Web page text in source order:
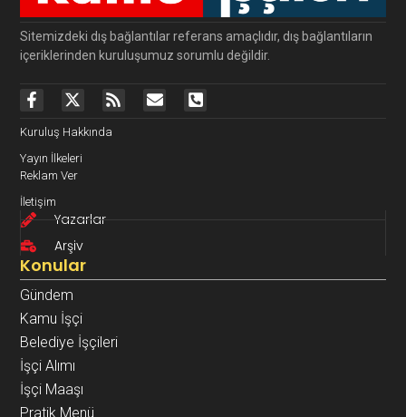
Sitemizdeki dış bağlantılar referans amaçlıdır, dış bağlantıların
içeriklerinden kuruluşumuz sorumlu değildir.
Kuruluş Hakkında
Yayın İlkeleri
Reklam Ver
İletişim
Yazarlar
Arşiv
Konular
Gündem
Kamu İşçi
Belediye İşçileri
İşçi Alımı
İşçi Maaşı
Pratik Menü